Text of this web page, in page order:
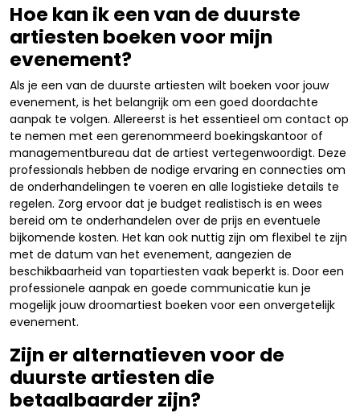
Hoe kan ik een van de duurste
artiesten boeken voor mijn
evenement?
Als je een van de duurste artiesten wilt boeken voor jouw
evenement, is het belangrijk om een goed doordachte
aanpak te volgen. Allereerst is het essentieel om contact op
te nemen met een gerenommeerd boekingskantoor of
managementbureau dat de artiest vertegenwoordigt. Deze
professionals hebben de nodige ervaring en connecties om
de onderhandelingen te voeren en alle logistieke details te
regelen. Zorg ervoor dat je budget realistisch is en wees
bereid om te onderhandelen over de prijs en eventuele
bijkomende kosten. Het kan ook nuttig zijn om flexibel te zijn
met de datum van het evenement, aangezien de
beschikbaarheid van topartiesten vaak beperkt is. Door een
professionele aanpak en goede communicatie kun je
mogelijk jouw droomartiest boeken voor een onvergetelijk
evenement.
Zijn er alternatieven voor de
duurste artiesten die
betaalbaarder zijn?